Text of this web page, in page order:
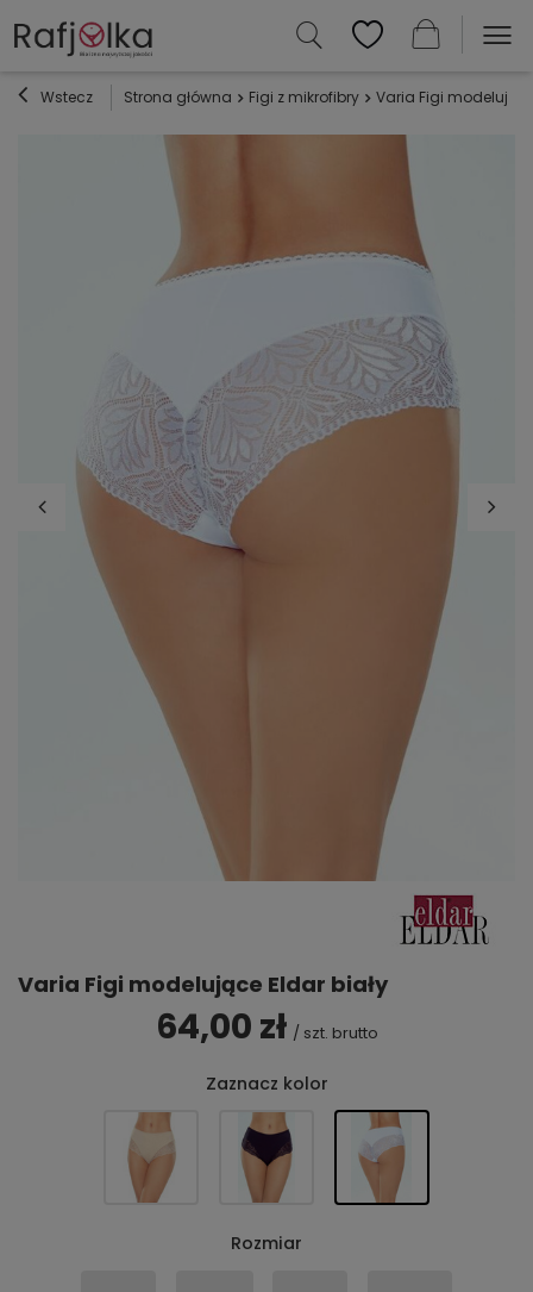
Wstecz Strona główna Figi z mikrofibry Varia Figi
Varia Figi modelujące Eldar biały
64,00 zł / szt. brutto
Zaznacz kolor
Rozmiar